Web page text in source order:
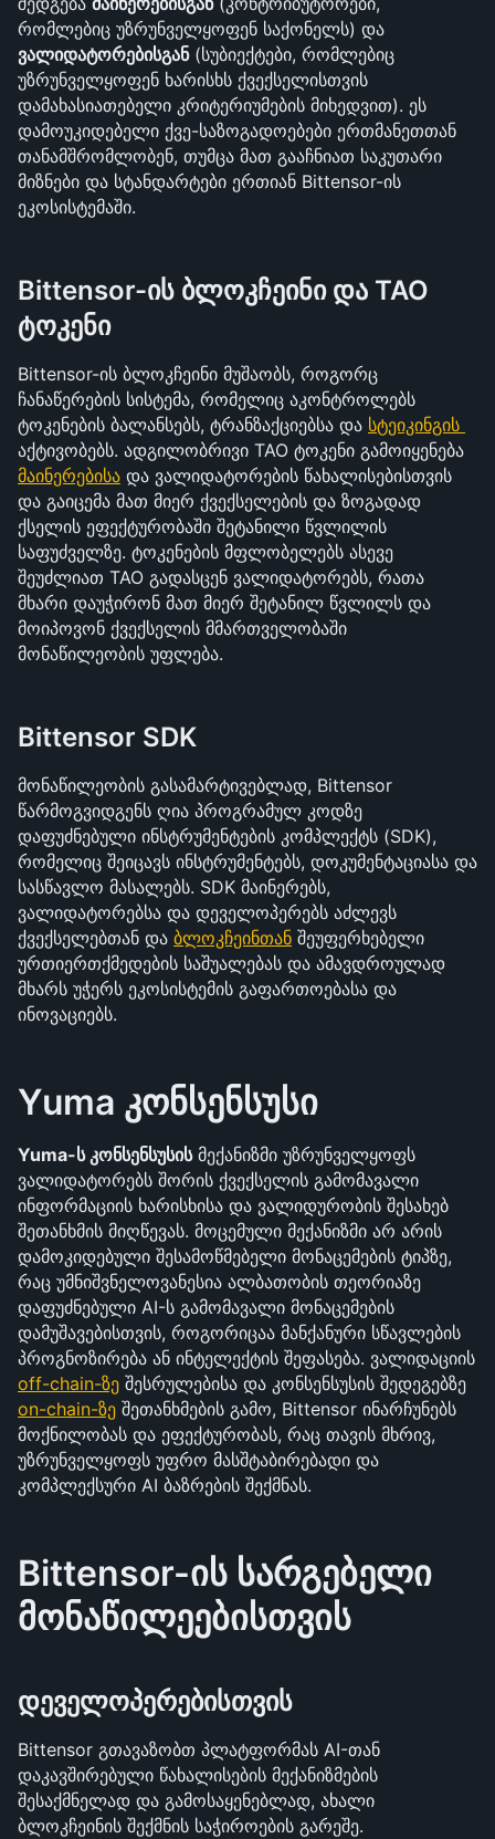
ვალიდატორებისგან (სუბიექტები, რომლებიც
უზრუნველყოფენ ხარისხს ქვექსელისთვის
დამახასიათებელი კრიტერიუმების მიხედვით). ეს
დამოუკიდებელი ქვე-საზოგადოებები ერთმანეთთან
თანამშრომლობენ, თუმცა მათ გააჩნიათ საკუთარი
მიზნები და სტანდარტები ერთიან Bittensor-ის
ეკოსისტემაში.
Bittensor-ის ბლოკჩეინი და TAO
ტოკენი
Bittensor-ის ბლოკჩეინი მუშაობს, როგორც
ჩანაწერების სისტემა, რომელიც აკონტროლებს
ტოკენების ბალანსებს, ტრანზაქციებსა და
მაინერებისა და ვალიდატორების წახალისებისთვის
და გაიცემა მათ მიერ ქვექსელების და ზოგადად
ქსელის ეფექტურობაში შეტანილი წვლილის
საფუძველზე. ტოკენების მფლობელებს ასევე
შეუძლიათ TAO გადასცენ ვალიდატორებს, რათა
მხარი დაუჭირონ მათ მიერ შეტანილ წვლილს და
მოიპოვონ ქვექსელის მმართველობაში
მონაწილეობის უფლება.
Bittensor SDK
მონაწილეობის გასამარტივებლად, Bittensor
წარმოგვიდგენს ღია პროგრამულ კოდზე
დაფუძნებული ინსტრუმენტების კომპლექტს (SDK),
რომელიც შეიცავს ინსტრუმენტებს, დოკუმენტაციასა და
სასწავლო მასალებს. SDK მაინერებს,
ვალიდატორებსა და დეველოპერებს აძლევს
ქვექსელებთან და ბლოკჩეინთან შეუფერხებელი
ურთიერთქმედების საშუალებას და ამავდროულად
მხარს უჭერს ეკოსისტემის გაფართოებასა და
ინოვაციებს.
Yuma კონსენსუსი
Yuma-ს კონსენსუსის მექანიზმი უზრუნველყოფს
ვალიდატორებს შორის ქვექსელის გამომავალი
ინფორმაციის ხარისხისა და ვალიდურობის შესახებ
შეთანხმის მიღწევას. მოცემული მექანიზმი არ არის
დამოკიდებული შესამოწმებელი მონაცემების ტიპზე,
რაც უმნიშვნელოვანესია ალბათობის თეორიაზე
დაფუძნებული AI-ს გამომავალი მონაცემების
დამუშავებისთვის, როგორიცაა მანქანური სწავლების
off-chain-ზე
on-chain-ზე შეთანხმების გამო, Bittensor ინარჩუნებს
მოქნილობას და ეფექტურობას, რაც თავის მხრივ,
უზრუნველყოფს უფრო მასშტაბირებადი და
კომპლექსური AI ბაზრების შექმნას.
Bittensor-ის სარგებელი
მონაწილეებისთვის
დეველოპერებისთვის
Bittensor გთავაზობთ პლატფორმას AI-თან
დაკავშირებული წახალისების მექანიზმების
შესაქმნელად და გამოსაყენებლად, ახალი
ბლოკჩეინის შექმნის საჭიროების გარეშე.